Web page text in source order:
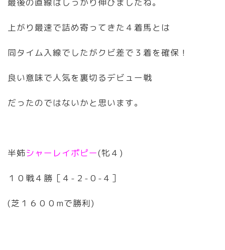
最後の直線はしっかり伸びましたね。
上がり最速で詰め寄ってきた４着馬とは
同タイム入線でしたがクビ差で３着を確保！
良い意味で人気を裏切るデビュー戦
だったのではないかと思います。
半姉シャーレイポピー(牝４)
１０戦４勝［４-２-０-４］
(芝１６００mで勝利)